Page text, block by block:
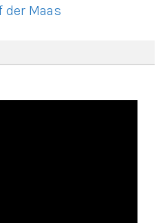
der Maas